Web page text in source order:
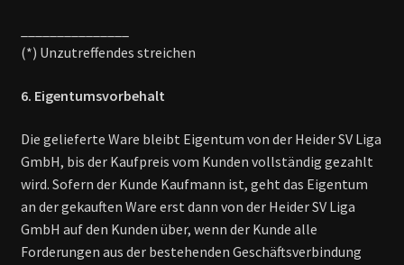
(*) Unzutreffendes streichen
6. Eigentumsvorbehalt
Die gelieferte Ware bleibt Eigentum von der Heider SV Liga
GmbH, bis der Kaufpreis vom Kunden vollständig gezahlt
wird. Sofern der Kunde Kaufmann ist, geht das Eigentum
an der gekauften Ware erst dann von der Heider SV Liga
GmbH auf den Kunden über, wenn der Kunde alle
Forderungen aus der bestehenden Geschäftsverbindung